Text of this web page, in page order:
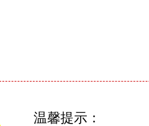
温馨提示：